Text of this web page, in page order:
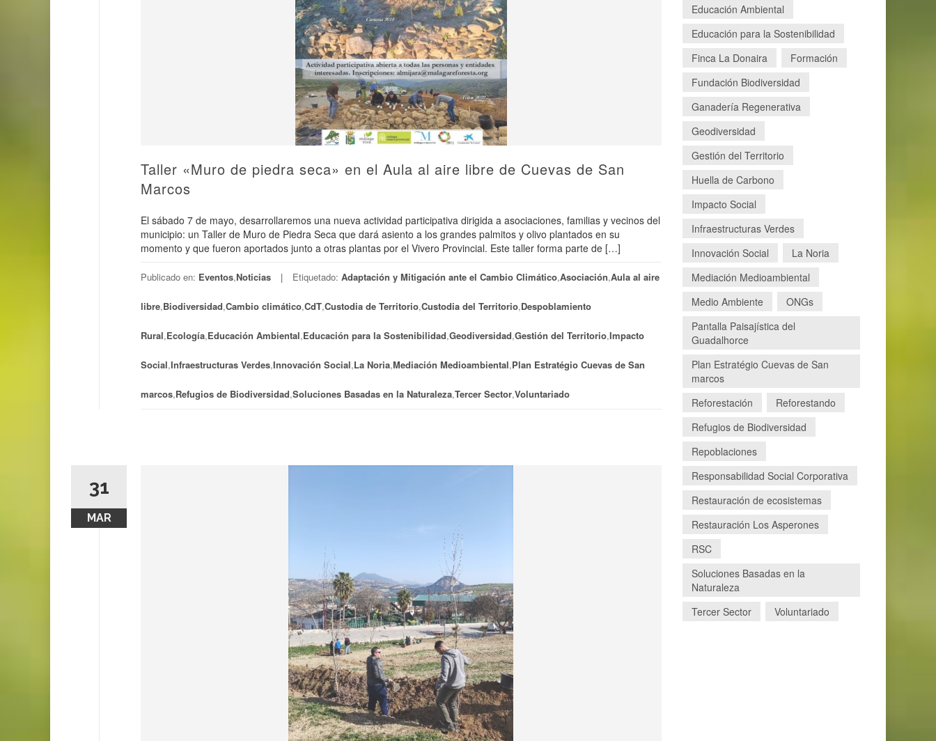
Taller «Muro de piedra seca» en el Aula al aire libre de Cuevas de San
Marcos
El sábado 7 de mayo, desarrollaremos una nueva actividad participativa dirigida a asociaciones, familias y vecinos del
municipio: un Taller de Muro de Piedra Seca que dará asiento a los grandes palmitos y olivo plantados en su
momento y que fueron aportados junto a otras plantas por el Vivero Provincial. Este taller forma parte de […]
Publicado en: Eventos,Noticias Etiquetado: Adaptación y Mitigación ante el Cambio Climático,Asociación,Aula al aire
libre,Biodiversidad,Cambio climático,CdT,Custodia de Territorio,Custodia del Territorio,Despoblamiento
Rural,Ecología,Educación Ambiental,Educación para la Sostenibilidad,Geodiversidad,Gestión del Territorio,Impacto
Social,Infraestructuras Verdes,Innovación Social,La Noria,Mediación Medioambiental,Plan Estratégio Cuevas de San
marcos,Refugios de Biodiversidad,Soluciones Basadas en la Naturaleza,Tercer Sector,Voluntariado
31
MAR
Educación Ambiental
Educación para la Sostenibilidad
Finca La Donaira
Formación
Fundación Biodiversidad
Ganadería Regenerativa
Geodiversidad
Gestión del Territorio
Huella de Carbono
Impacto Social
Infraestructuras Verdes
Innovación Social
La Noria
Mediación Medioambiental
Medio Ambiente
ONGs
Pantalla Paisajística del
Guadalhorce
Plan Estratégio Cuevas de San
marcos
Reforestación
Reforestando
Refugios de Biodiversidad
Repoblaciones
Responsabilidad Social Corporativa
Restauración de ecosistemas
Restauración Los Asperones
RSC
Soluciones Basadas en la
Naturaleza
Tercer Sector
Voluntariado